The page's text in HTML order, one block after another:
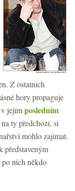
Z ostatních
hory propaguje
v jejímposledním
ty předchozí, si
mohlo zajímat.
představeným
nich někdo